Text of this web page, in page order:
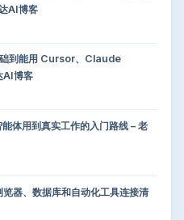
AI博客
到能用 Cursor、Claude
AI博客
体用到真实工作的入门路线 – 老
器、数据库和自动化工具连接清